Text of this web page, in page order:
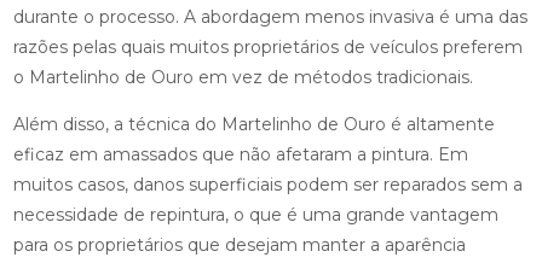
durante o processo. A abordagem menos invasiva é uma das
razões pelas quais muitos proprietários de veículos preferem
o Martelinho de Ouro em vez de métodos tradicionais.
Além disso, a técnica do Martelinho de Ouro é altamente
eficaz em amassados que não afetaram a pintura. Em
muitos casos, danos superficiais podem ser reparados sem a
necessidade de repintura, o que é uma grande vantagem
para os proprietários que desejam manter a aparência